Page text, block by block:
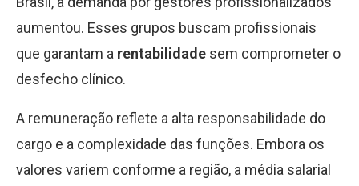
aumentou. Esses grupos buscam profissionais
que garantam a rentabilidade sem comprometer o
desfecho clínico.
A remuneração reflete a alta responsabilidade do
cargo e a complexidade das funções. Embora os
valores variem conforme a região, a média salarial